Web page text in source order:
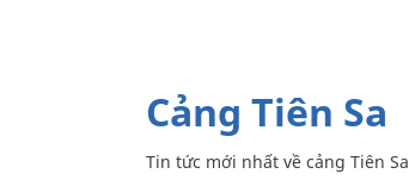
cảng Tiên Sa
Tin tức mới nhất về cảng Tiên Sa